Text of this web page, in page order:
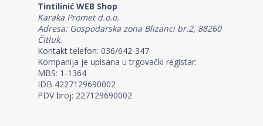
Tintilinić WEB Shop
Karaka Promet d.o.o.
Adresa: Gospodarska zona Blizanci br.2, 88260
Čitluk.
Kontakt telefon: 036/642-347
Kompanija je upisana u trgovački registar:
MBS: 1-1364
IDB 4227129690002
PDV broj: 227129690002